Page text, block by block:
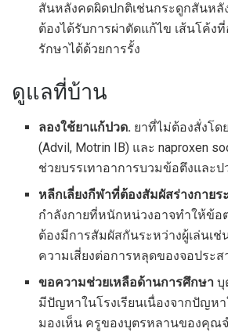
สันหลังคดผิดปกติเช่นกระดูกสันห
ต้องได้รับการผ่าตัดแก้ไข เส้นโค้ง
รักษาได้ด้วยการรั้ง
ดูแลที่บ้าน
ลองใช้ยาแก้ปวด. ยาที่ไม่ต้องสั่งโด
(Advil, Motrin IB) และ naproxen
ช่วยบรรเทาอาการบวมข้อตึงและป
หลีกเลี่ยงกีฬาที่ต้องสัมผัสร่างกายร
กำลังกายที่หนักหน่วงอาจทำให้ข้อ
ต้องมีการสัมผัสกันระหว่างผู้เล่นเช่
ความเสี่ยงต่อการหลุดของจอประส
ขอความช่วยเหลือด้านการศึกษา บุ
มีปัญหาในโรงเรียนเนื่องจากปัญห
มองเห็น ครูของบุตรหลานของคุณ